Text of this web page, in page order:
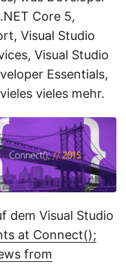
Core 5,
Visual Studio
Visual Studio
Essentials,
vieles mehr.
dem Visual Studio
at Connect();
from